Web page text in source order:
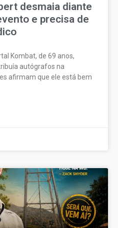
desmaia diante
e precisa de
Kombat, de 69 anos,
autógrafos na
afirmam que ele está bem